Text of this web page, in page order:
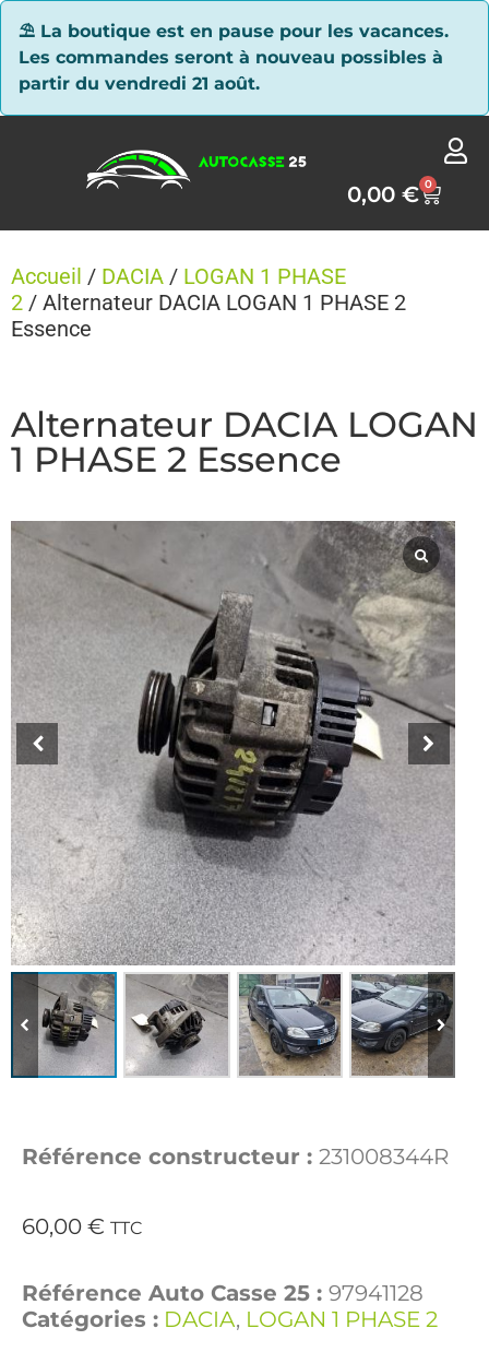
⛱ La boutique est en pause pour les vacances.
Les commandes seront à nouveau possibles à
partir du vendredi 21 août.
0,00€ 0
Accueil / DACIA / LOGAN 1 PHASE
2 / Alternateur DACIA LOGAN 1 PHASE 2
Essence
Alternateur DACIA LOGAN
1 PHASE 2 Essence
Référence constructeur : 231008344R
60,00 € TTC
Référence Auto Casse 25 : 97941128
Catégories : DACIA, LOGAN 1 PHASE 2
Panneau de gestion des cookies